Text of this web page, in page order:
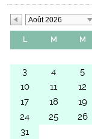
Août 2026
L M M
3
4 5
10
11 12
17
18 19
24
25 26
31